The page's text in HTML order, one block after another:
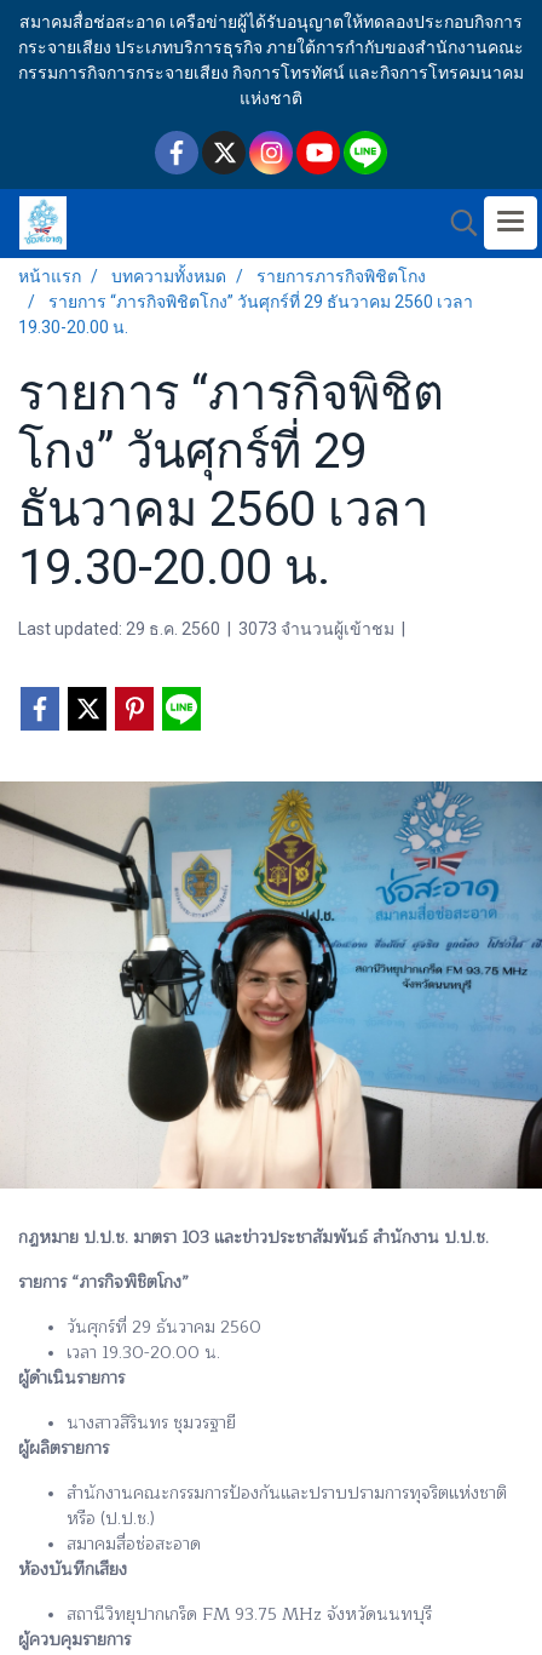
สมาคมสื่อช่อสะอาด เครือข่ายผู้ได้รับอนุญาตให้ทดลองประกอบกิจการ
กระจายเสียง ประเภทบริการธุรกิจ ภายใต้การกำกับของสำนักงานคณะ
กรรมการกิจการกระจายเสียง กิจการโทรทัศน์ และกิจการโทรคมนาคม
แห่งชาติ
หน้าแรก บทความทั้งหมด
รายการภารกิจพิชิตโกง
รายการ “ภารกิจพิชิตโกง” วันศุกร์ที่ 29 ธันวาคม 2560 เวลา
19.30-20.00 น.
รายการ “ภารกิจพิชิต
โกง” วันศุกร์ที่ 29
ธันวาคม 2560 เวลา
19.30-20.00 น.
Last updated: 29 ธ.ค. 2560 3073 จำนวนผู้เข้าชม
กฏหมาย ป.ป.ช. มาตรา 103 และข่าวประชาสัมพันธ์ สำนักงาน ป.ป.ช.
รายการ “ภารกิจพิชิตโกง”
วันศุกร์ที่ 29 ธันวาคม 2560
เวลา 19.30-20.00 น.
ผู้ดำเนินรายการ
นางสาวสิรินทร ชุมวรฐายี
ผู้ผลิตรายการ
สำนักงานคณะกรรมการป้องกันและปราบปรามการทุจริตแห่งชาติ
หรือ (ป.ป.ช.)
สมาคมสื่อช่อสะอาด
ห้องบันทึกเสียง
สถานีวิทยุปากเกร็ด FM 93.75 MHz จังหวัดนนทบุรี
ผู้ควบคุมรายการ